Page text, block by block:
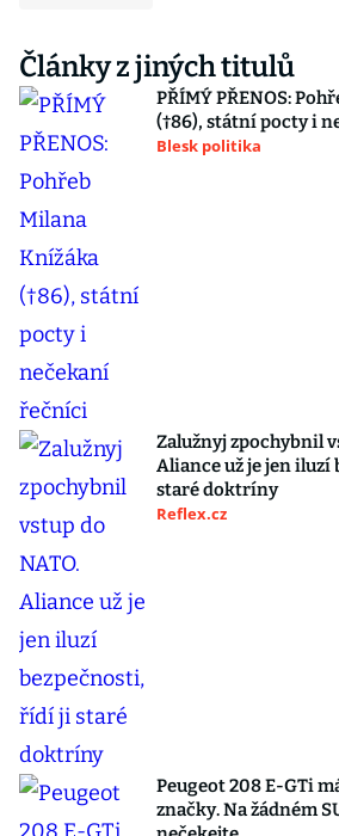
Články z jiných titulů
PŘÍMÝ PŘENOS:
(†86), státní pocty i
Blesk politika
Zalužnyj zpochybnil
Aliance už je jen
staré doktríny
Reflex.cz
Peugeot 208 E-GTi
značky. Na žádném